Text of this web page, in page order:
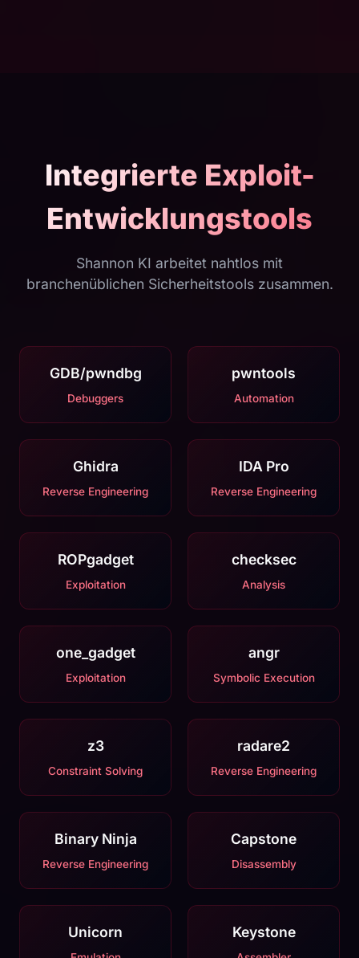
Integrierte Exploit-
Entwicklungstools
Shannon KI arbeitet nahtlos mit
branchenüblichen Sicherheitstools zusammen.
GDB/pwndbg
Debuggers
pwntools
Automation
Ghidra
Reverse Engineering
IDA Pro
Reverse Engineering
ROPgadget
Exploitation
checksec
Analysis
one_gadget
Exploitation
angr
Symbolic Execution
z3
Constraint Solving
radare2
Reverse Engineering
Binary Ninja
Reverse Engineering
Capstone
Disassembly
Unicorn Keystone